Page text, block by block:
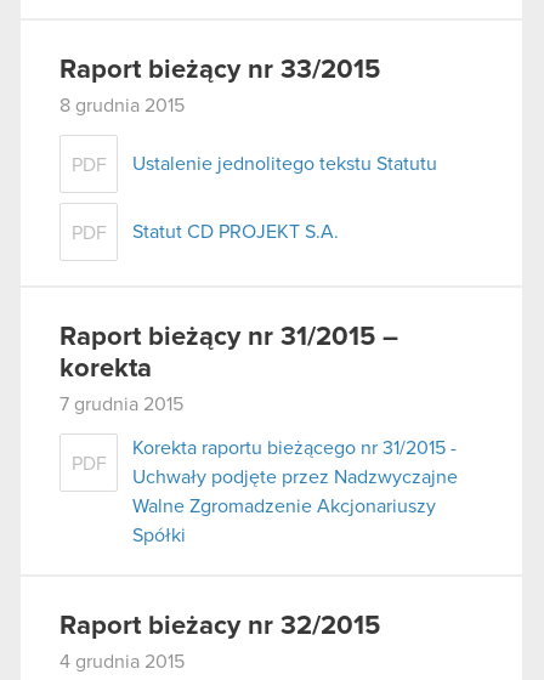
Raport bieżący nr 33/2015
8 grudnia 2015
PDF Ustalenie jednolitego tekstu Statutu
PDF Statut CD PROJEKT S.A.
Raport bieżący nr 31/2015 –
korekta
7 grudnia 2015
PDF
Korekta raportu bieżącego nr 31/2015 -
Uchwały podjęte przez Nadzwyczajne
Walne Zgromadzenie Akcjonariuszy
Spółki
Raport bieżacy nr 32/2015
4 grudnia 2015